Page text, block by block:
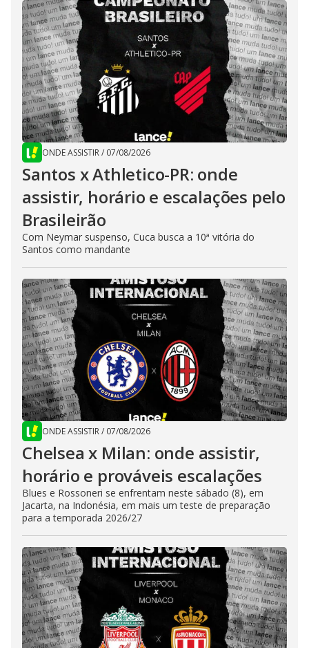
ONDE ASSISTIR/ 07/08/2026
Santos x Athletico-PR: onde
assistir, horário e escalações pelo
Brasileirão
Com Neymar suspenso, Cuca busca a 10ª vitória do
Santos como mandante
ONDE ASSISTIR/ 07/08/2026
Chelsea x Milan: onde assistir,
horário e prováveis escalações
Blues e Rossoneri se enfrentam neste sábado (8), em
Jacarta, na Indonésia, em mais um teste de preparação
para a temporada 2026/27